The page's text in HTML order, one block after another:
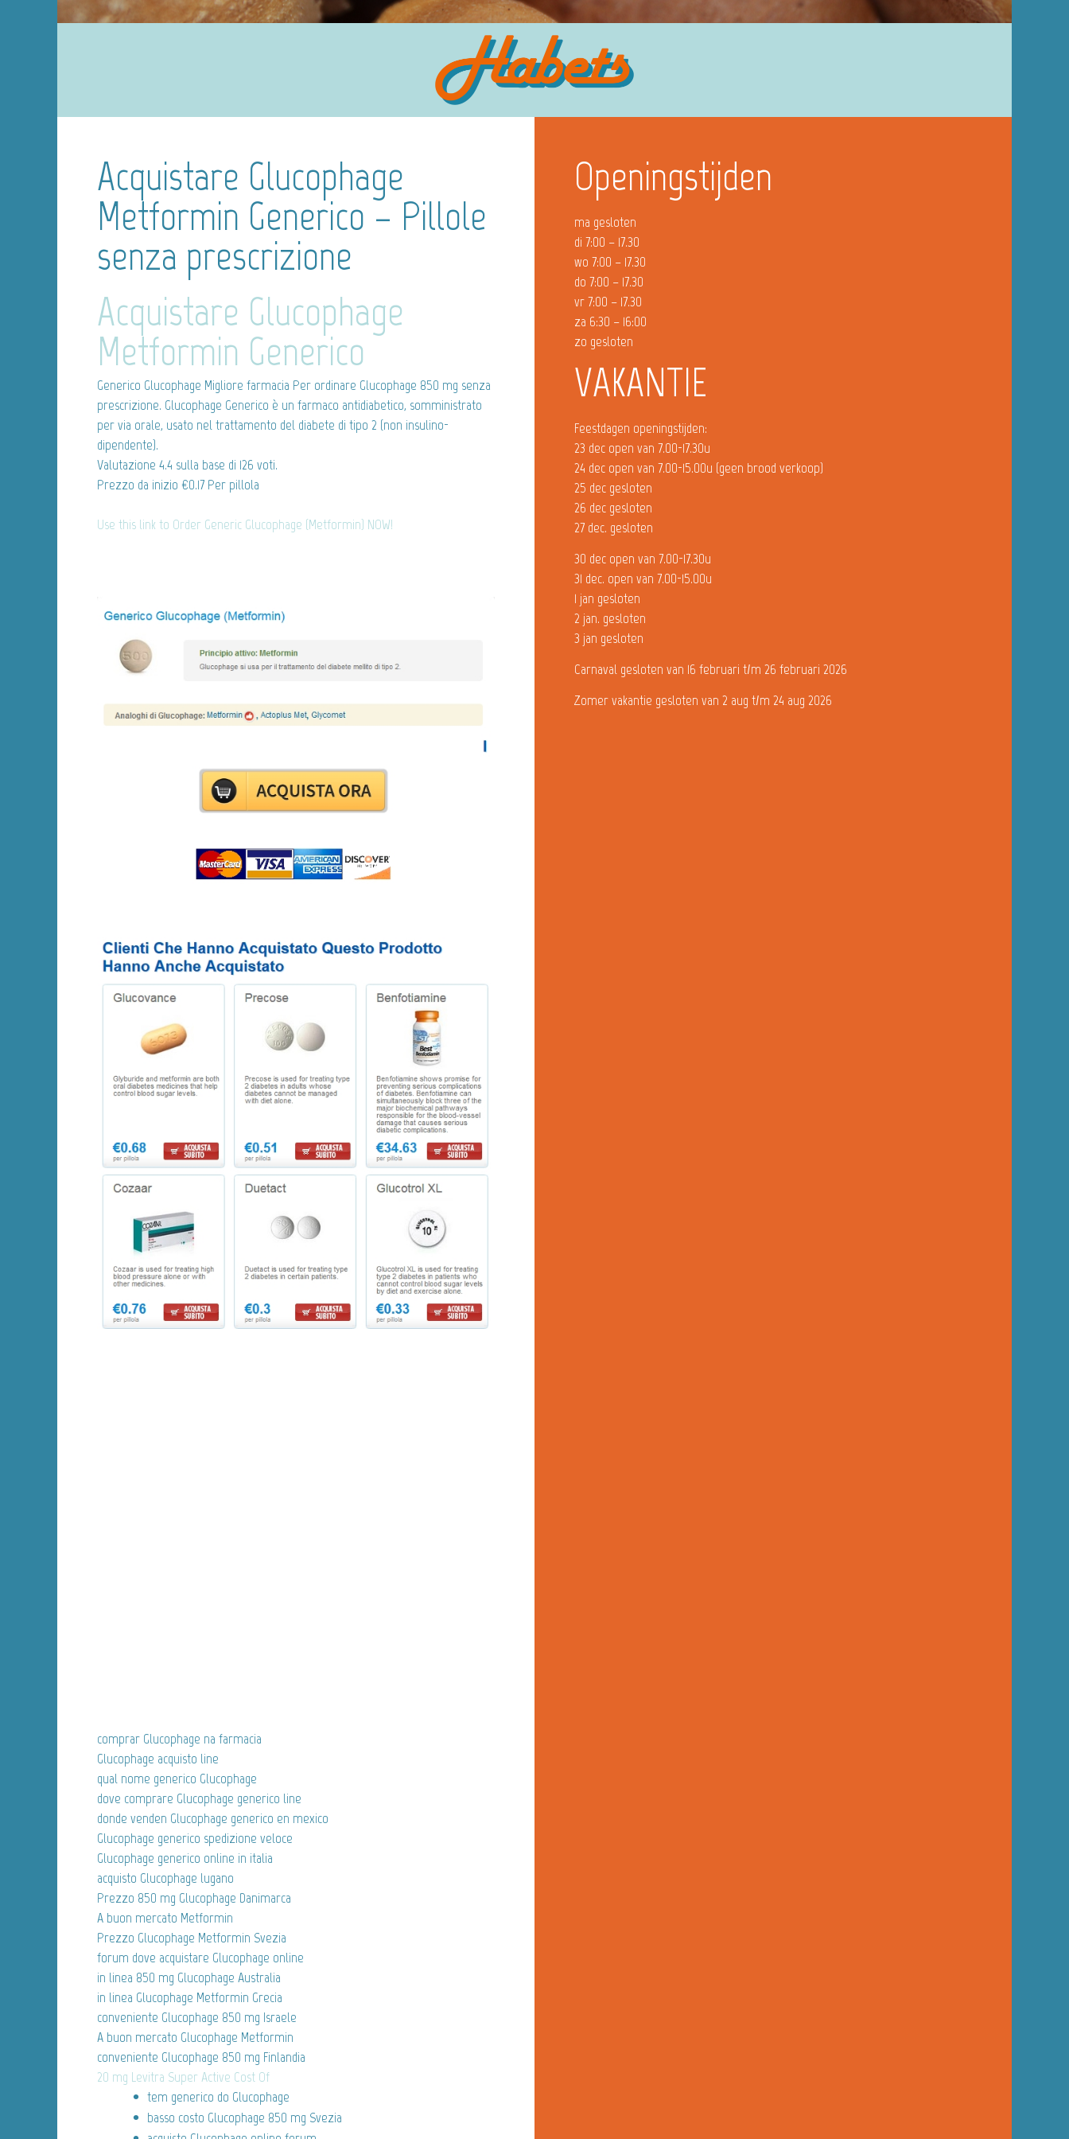
Acquistare Glucophage
Metformin Generico – Pillole
senza prescrizione
Acquistare Glucophage
Metformin Generico
Generico Glucophage Migliore farmacia Per ordinare Glucophage 850 mg senza
prescrizione. Glucophage Generico è un farmaco antidiabetico, somministrato
per via orale, usato nel trattamento del diabete di tipo 2 (non insulino-
dipendente).
Valutazione 4.4 sulla base di 126 voti.
Prezzo da inizio €0.17 Per pillola
Use this link to Order Generic Glucophage (Metformin) NOW!
comprar Glucophage na farmacia
Glucophage acquisto line
qual nome generico Glucophage
dove comprare Glucophage generico line
donde venden Glucophage generico en mexico
Glucophage generico spedizione veloce
Glucophage generico online in italia
acquisto Glucophage lugano
Prezzo 850 mg Glucophage Danimarca
A buon mercato Metformin
Prezzo Glucophage Metformin Svezia
forum dove acquistare Glucophage online
in linea 850 mg Glucophage Australia
in linea Glucophage Metformin Grecia
conveniente Glucophage 850 mg Israele
A buon mercato Glucophage Metformin
conveniente Glucophage 850 mg Finlandia
20 mg Levitra Super Active Cost Of
tem generico do Glucophage
basso costo Glucophage 850 mg Svezia
Openingstijden
ma gesloten
di 7:00 – 17.30
wo 7:00 – 17.30
do 7:00 – 17.30
vr 7:00 – 17.30
za 6:30 – 16:00
zo gesloten
VAKANTIE
Feestdagen openingstijden:
23 dec open van 7.00-17.30u
24 dec open van 7.00-15.00u (geen brood verkoop)
25 dec gesloten
26 dec gesloten
27 dec. gesloten
30 dec open van 7.00-17.30u
31 dec. open van 7.00-15.00u
1 jan gesloten
2 jan. gesloten
3 jan gesloten
Carnaval gesloten van 16 februari t/m 26 februari 2026
Zomer vakantie gesloten van 2 aug t/m 24 aug 2026